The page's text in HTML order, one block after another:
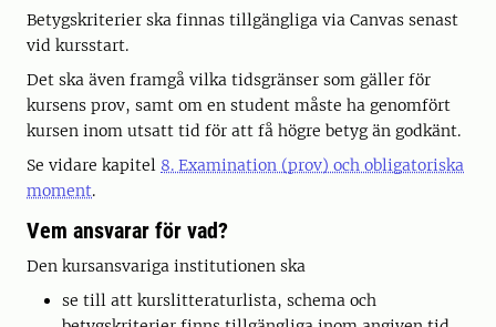
Betygskriterier ska finnas tillgängliga via Canvas senast
vid kursstart.
Det ska även framgå vilka tidsgränser som gäller för
kursens prov, samt om en student måste ha genomfört
kursen inom utsatt tid för att få högre betyg än godkänt.
Se vidare kapitel 8. Examination (prov) och obligatoriska
moment.
Vem ansvarar för vad?
Den kursansvariga institutionen ska
se till att kurslitteraturlista, schema och